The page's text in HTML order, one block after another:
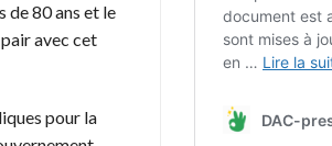
de 80 ans et le
avec cet
pour la